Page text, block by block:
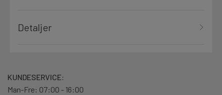
Detaljer
KUNDESERVICE:
Man-Fre: 07:00 - 16:00